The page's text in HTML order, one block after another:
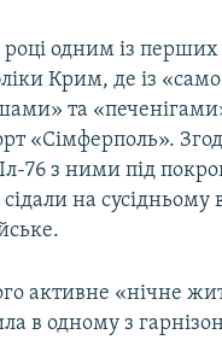
одним із
Крим, де із
та
«Сімферполь».
76 з ними під
на сусідньому
активне «нічне
в одному з